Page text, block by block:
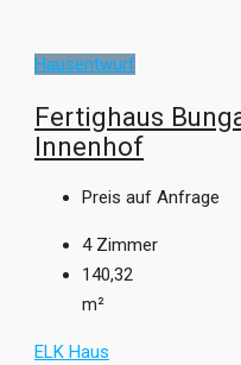
Hausentwurf
Fertighaus
Innenhof
Preis auf Anfrage
4 Zimmer
140,32
m²
ELK Haus